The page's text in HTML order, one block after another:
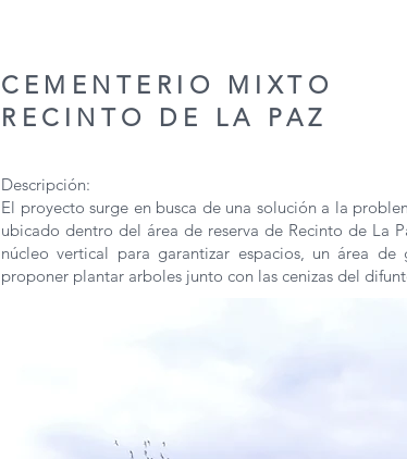
CEMENTERIO MIXTO
RECINTO DE LA PAZ
Descripción:
El proyecto surge en busca de una solución a la
ubicado dentro del área de reserva de Recinto de La
núcleo vertical para garantizar espacios, un área
proponer plantar arboles junto con las cenizas del